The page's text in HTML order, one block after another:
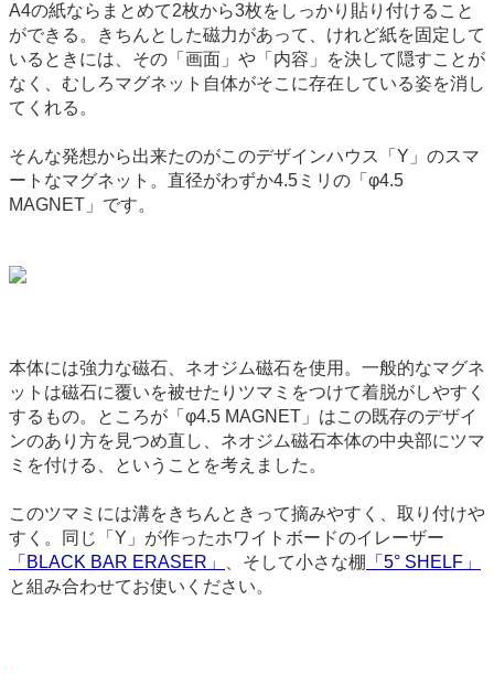
A4の紙ならまとめて2枚から3枚をしっかり貼り付けること
ができる。きちんとした磁力があって、けれど紙を固定して
いるときには、その「画面」や「内容」を決して隠すことが
なく、むしろマグネット自体がそこに存在している姿を消し
てくれる。
そんな発想から出来たのがこのデザインハウス「Y」のスマ
ートなマグネット。直径がわずか4.5ミリの「φ4.5
MAGNET」です。
本体には強力な磁石、ネオジム磁石を使用。一般的なマグネ
ットは磁石に覆いを被せたりツマミをつけて着脱がしやすく
するもの。ところが「φ4.5 MAGNET」はこの既存のデザイ
ンのあり方を見つめ直し、ネオジム磁石本体の中央部にツマ
ミを付ける、ということを考えました。
このツマミには溝をきちんときって摘みやすく、取り付けや
すく。同じ「Y」が作ったホワイトボードのイレーザー
「BLACK BAR ERASER」
、そして小さな棚
「5° SHELF」
と組み合わせてお使いください。